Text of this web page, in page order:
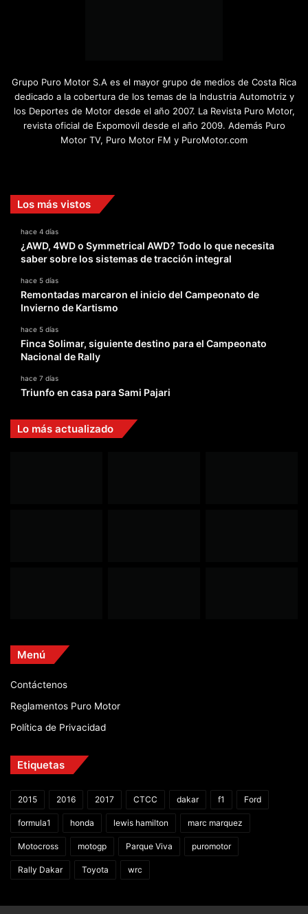
Grupo Puro Motor S.A es el mayor grupo de medios de Costa Rica
dedicado a la cobertura de los temas de la Industria Automotriz y
los Deportes de Motor desde el año 2007. La Revista Puro Motor,
revista oficial de Expomovil desde el año 2009. Además Puro
Motor TV, Puro Motor FM y PuroMotor.com
Los más vistos
hace 4 días
¿AWD, 4WD o Symmetrical AWD? Todo lo que necesita
saber sobre los sistemas de tracción integral
hace 5 días
Remontadas marcaron el inicio del Campeonato de
Invierno de Kartismo
hace 5 días
Finca Solimar, siguiente destino para el Campeonato
Nacional de Rally
hace 7 días
Triunfo en casa para Sami Pajari
Lo más actualizado
Menú
Contáctenos
Reglamentos Puro Motor
Política de Privacidad
Etiquetas
2015 2016 2017 CTCC dakar f1 Ford
formula1 honda lewis hamilton marc marquez
Motocross motogp Parque Viva puromotor
Rally Dakar Toyota wrc